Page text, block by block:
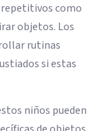
como
objetos. Los
rutinas
si estas
niños pueden